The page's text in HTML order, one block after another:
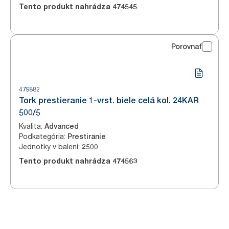
Tento produkt nahrádza 474545
Porovnať
479882
Tork prestieranie 1-vrst. biele celá kol. 24KAR
500/5
Kvalita: Advanced
Podkategória: Prestiranie
Jednotky v balení: 2500
Tento produkt nahrádza 474563